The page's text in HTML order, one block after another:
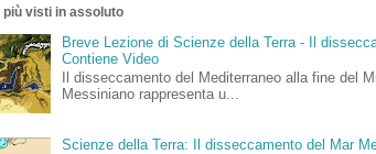
più visti in assoluto
Breve Lezione di Scienze della Terra - Il
Contiene Video
Il disseccamento del Mediterraneo alla fine del
Messiniano rappresenta u...
Scienze della Terra: Il disseccamento del Mar